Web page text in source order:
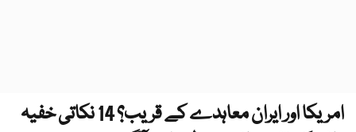
امریکا اور ایران معاہدے کے قریب؟ 14 نکاتی خفیہ